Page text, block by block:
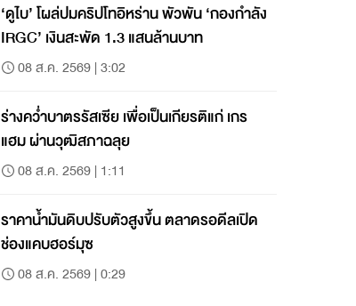
‘ดูไบ’ โผล่ปมคริปโทอิหร่าน พัวพัน ‘กองกำลัง
IRGC’ เงินสะพัด 1.3 แสนล้านบาท
08 ส.ค. 2569 | 3:02
ร่างคว่ำบาตรรัสเซีย เพื่อเป็นเกียรติแก่ เกร
แฮม ผ่านวุฒิสภาฉลุย
08 ส.ค. 2569 | 1:11
ราคาน้ำมันดิบปรับตัวสูงขึ้น ตลาดรอดีลเปิด
ช่องแคบฮอร์มุซ
08 ส.ค. 2569 | 0:29